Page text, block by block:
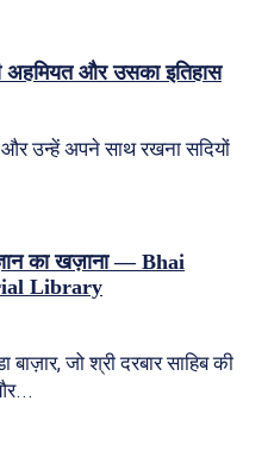
और उसका इतिहास
और उन्हें अपने साथ रखना सदियों
का खज़ाना — Bhai
Library
जो श्री दरबार साहिब की